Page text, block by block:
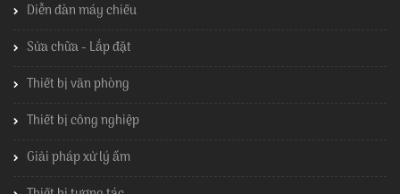
Diễn đàn máy chiếu
Sửa chữa - Lắp đặt
Thiết bị văn phòng
Thiết bị công nghiệp
Giải pháp xử lý ẩm